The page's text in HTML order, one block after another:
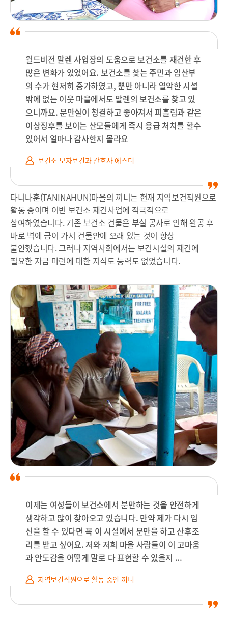
월드비전 말렌 사업장의 도움으로 보건소를 재건한 후
많은 변화가 있었어요. 보건소를 찾는 주민과 임산부
의 수가 현저히 증가하였고, 뿐만 아니라 열악한 시설
밖에 없는 이웃 마을에서도 말렌의 보건소를 찾고 있
으니까요. 분만실이 청결하고 좋아져서 피흘림과 같은
이상징후를 보이는 산모들에게 즉시 응급 처치를 할수
있어서 얼마나 감사한지 몰라요
보건소 모자보건과 간호사 에스더
타니나훈(TANINAHUN)마을의 끼니는 현재 지역보건직원으로
활동 중이며 이번 보건소 재건사업에 적극적으로
참여하였습니다. 기존 보건소 건물은 부실 공사로 인해 완공 후
바로 벽에 금이 가서 건물안에 오래 있는 것이 항상
불안했습니다. 그러나 지역사회에서는 보건시설의 재건에
필요한 자금 마련에 대한 지식도 능력도 없었습니다.
이제는 여성들이 보건소에서 분만하는 것을 안전하게
생각하고 많이 찾아오고 있습니다. 만약 제가 다시 임
신을 할 수 있다면 꼭 이 시설에서 분만을 하고 산후조
리를 받고 싶어요. 저와 저희 마을 사람들이 이 고마움
과 안도감을 어떻게 말로 다 표현할 수 있을지 ...
지역보건직원으로 활동 중인 끼니